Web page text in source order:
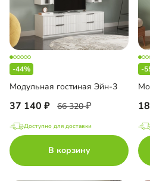
-44%
Модульная гостиная Эйн-3
37 140 66 320
Доступно для доставки
В корзину
-